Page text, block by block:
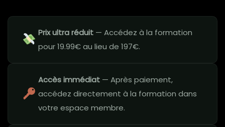
Prix ultra réduit — Accédez à la formation
pour 19.99€ au lieu de 197€.
Accès immédiat — Après paiement,
accédez directement à la formation dans
votre espace membre.